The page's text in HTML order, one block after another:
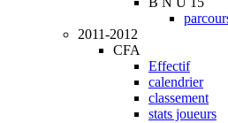
2011-2012
CFA
Effectif
calendrier
classement
stats joueurs